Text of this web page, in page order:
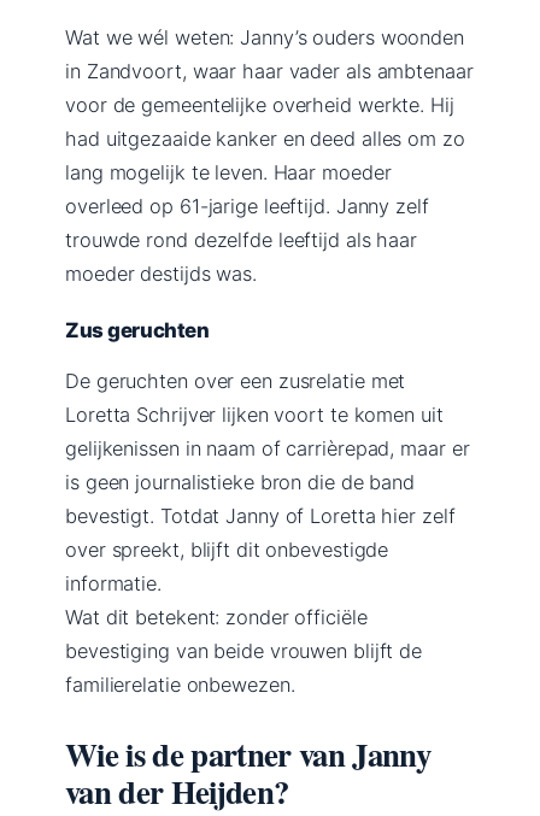
Wat we wél weten: Janny’s ouders woonden
in Zandvoort, waar haar vader als ambtenaar
voor de gemeentelijke overheid werkte. Hij
had uitgezaaide kanker en deed alles om zo
lang mogelijk te leven. Haar moeder
overleed op 61-jarige leeftijd. Janny zelf
trouwde rond dezelfde leeftijd als haar
moeder destijds was.
Zus geruchten
De geruchten over een zusrelatie met
Loretta Schrijver lijken voort te komen uit
gelijkenissen in naam of carrièrepad, maar er
is geen journalistieke bron die de band
bevestigt. Totdat Janny of Loretta hier zelf
over spreekt, blijft dit onbevestigde
informatie.
Wat dit betekent: zonder officiële
bevestiging van beide vrouwen blijft de
familierelatie onbewezen.
Wie is de partner van Janny
van der Heijden?